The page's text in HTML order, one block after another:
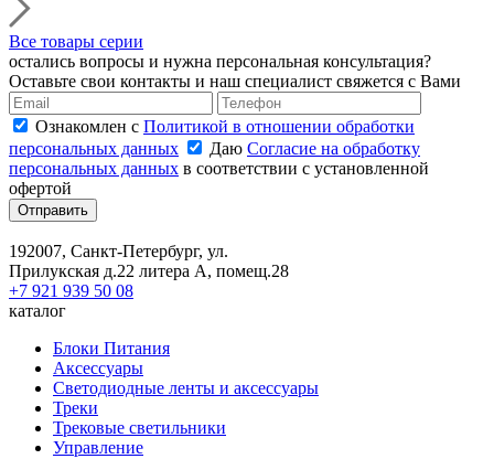
Все товары серии
остались вопросы и нужна персональная консультация?
Оставьте свои контакты и наш специалист свяжется с Вами
Ознакомлен с Политикой в отношении обработки
персональных данных
Даю Согласие на обработку
персональных данных в соответствии с установленной
офертой
Отправить
192007, Санкт-Петербург, ул.
Прилукская д.22 литера А, помещ.28
+7 921 939 50 08
каталог
Блоки Питания
Аксессуары
Светодиодные ленты и аксессуары
Треки
Трековые светильники
Управление